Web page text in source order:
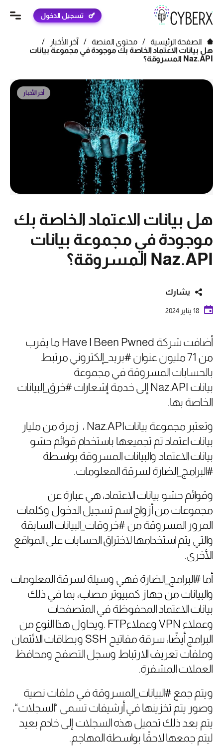
تسجيل الدخول
الصفحة الرئيسية / محتوى المنصة / آخر الأخبار
/
هل بيانات الاعتماد الخاصة بك موجودة في مجموعة بيانات
Naz.API المسروقة؟
آخر الأخبار
هل بيانات الاعتماد الخاصة بك
موجودة في مجموعة بيانات
Naz.API المسروقة؟
يشارك
18 يناير 2024
أضافت شركة Have I Been Pwned ما يقرب
من 71 مليون عنوان #بريد_إلكتروني مرتبط
بالحسابات المسروقة في مجموعة
بيانات Naz.API إلى خدمة إشعارات #خرق_البيانات
الخاصة بها.
وتعتبر مجموعة بيانات Naz.API ، زمرة من مليار
بيانات اعتماد تم تجميعها باستخدام قوائم حشو
بيانات الاعتماد والبيانات المسروقة بواسطة
#البرامج_الضارة لسرقة المعلومات.
وقوائم حشو بيانات الاعتماد، هي عبارة عن
مجموعات من أزواج اسم تسجيل الدخول وكلمات
المرور المسروقة من #خروقات_البيانات السابقة
والتي يتم استخدامها لاختراق الحسابات على المواقع
الأخرى.
أما #البرامج_الضارة فهي وسيلة لسرقة المعلومات
والبيانات من جهاز كمبيوتر مصاب، بما في ذلك
بيانات الاعتماد المحفوظة في المتصفحات
وعملاء VPN وعملاءFTP .ويحاول هذا النوع من
البرامج أيضًا، سرقة مفاتيح SSH وبطاقات الائتمان
وملفات تعريف الارتباط وسجل التصفح ومحافظ
العملات المشفرة.
ويتم جمع #البيانات_المسروقة في ملفات نصية
وصور يتم تخزينها في أرشيفات تسمى “السجلات“،
يتم بعد ذلك تحميل هذه السجلات إلى خادم بعيد
ليتم جمعها لاحقًا بواسطة المهاجم.